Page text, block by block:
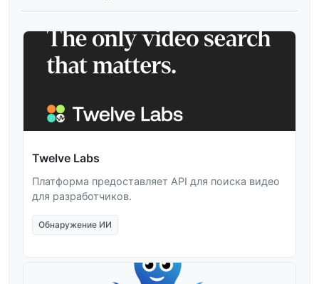
Twelve Labs
Платформа предоставляет API для поиска видео
для разработчиков.
Обнаружение ИИ